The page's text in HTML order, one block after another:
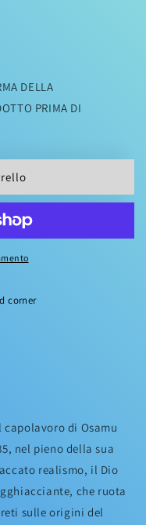
DELLA
PRIMA DI
corner
di Osamu
nel pieno della sua
realismo, il Dio
che ruota
sulle origini del